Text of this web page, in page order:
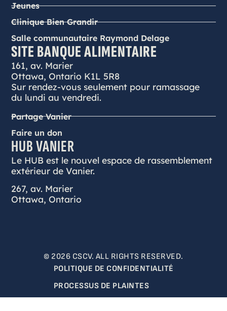
Jeunes
Clinique Bien Grandir
Salle communautaire Raymond Delage
SITE BANQUE ALIMENTAIRE
161, av. Marier
Ottawa, Ontario K1L 5R8
Sur rendez-vous seulement pour ramassage
du lundi au vendredi.
Partage Vanier
Faire un don
HUB VANIER
Le HUB est le nouvel espace de rassemblement
extérieur de Vanier.
267, av. Marier
Ottawa, Ontario
© 2026 CSCV. ALL RIGHTS RESERVED.
POLITIQUE DE CONFIDENTIALITÉ
PROCESSUS DE PLAINTES